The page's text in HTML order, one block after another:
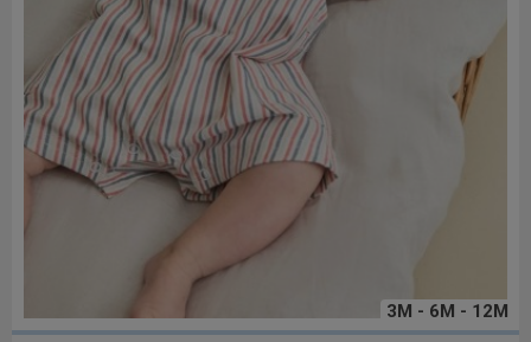
3M - 6M - 12M